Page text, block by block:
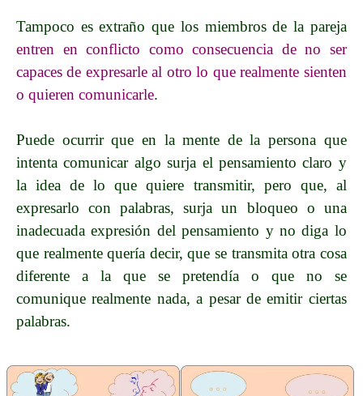
Tampoco es extraño que los miembros de la pareja
entren en conflicto como consecuencia de no ser
capaces de expresarle al otro lo que realmente sienten
o quieren comunicarle.
Puede ocurrir que en la mente de la persona que
intenta comunicar algosurja el pensamiento claro y
la idea de lo que quiere transmitir, pero que, al
expresarlo con palabras, surja un bloqueo o una
inadecuada expresión del pensamiento y no diga lo
que realmente quería decir, que se transmita otra cosa
diferente a la que se pretendía o que no se
comunique realmente nada, a pesar de emitir ciertas
palabras.